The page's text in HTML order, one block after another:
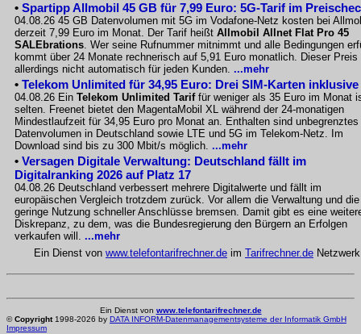
• Spartipp Allmobil 45 GB für 7,99 Euro: 5G-Tarif im
04.08.26 45 GB Datenvolumen mit 5G im Vodafone-Netz kosten bei
derzeit 7,99 Euro im Monat. Der Tarif heißt Allmobil Allnet Flat Pro 45
SALEbrations. Wer seine Rufnummer mitnimmt und alle Bedingungen
kommt über 24 Monate rechnerisch auf 5,91 Euro monatlich. Dieser Preis
allerdings nicht automatisch für jeden Kunden. ...mehr
• Telekom Unlimited für 34,95 Euro: Drei SIM-Karten inklusive
04.08.26 Ein Telekom Unlimited Tariffür weniger als 35 Euro im Monat
selten. Freenet bietet den MagentaMobil XL während der 24-monatigen
Mindestlaufzeit für 34,95 Euro pro Monat an. Enthalten sind unbegrenztes
Datenvolumen in Deutschland sowie LTE und 5G im Telekom-Netz. Im
Download sind bis zu 300 Mbit/s möglich. ...mehr
• Versagen Digitale Verwaltung: Deutschland fällt im
Digitalranking 2026 auf Platz 17
04.08.26 Deutschland verbessert mehrere Digitalwerte und fällt im
europäischen Vergleich trotzdem zurück. Vor allem die Verwaltung und die
geringe Nutzung schneller Anschlüsse bremsen. Damit gibt es eine
Diskrepanz, zu dem, was die Bundesregierung den Bürgern an Erfolgen
verkaufen will. ...mehr
Ein Dienst von www.telefontarifrechner.de im Tarifrechner.de Netzwerk
Ein Dienst von www.telefontarifrechner.de
©Copyright1998-2026 by DATA INFORM-Datenmanagementsysteme der Informatik GmbH
Impressum